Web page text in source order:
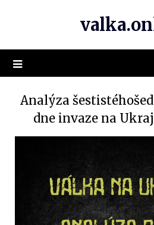
Analýza
dne invaze na